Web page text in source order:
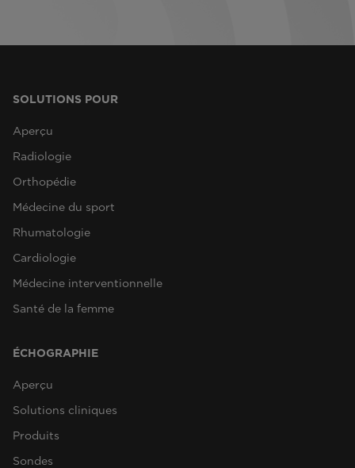
SOLUTIONS POUR
Aperçu
Radiologie
Orthopédie
Médecine du sport
Rhumatologie
Cardiologie
Médecine interventionnelle
Santé de la femme
ÉCHOGRAPHIE
Aperçu
Solutions cliniques
Produits
Sondes